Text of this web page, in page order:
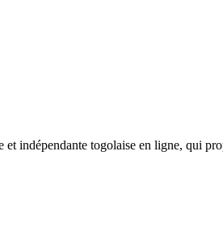
indépendante togolaise en ligne, qui